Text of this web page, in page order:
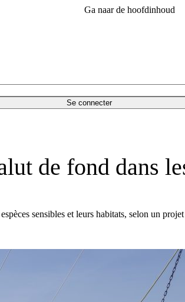
Ga naar de hoofdinhoud
Se connecter
de fond dans
sensibles et leurs habitats, selon un